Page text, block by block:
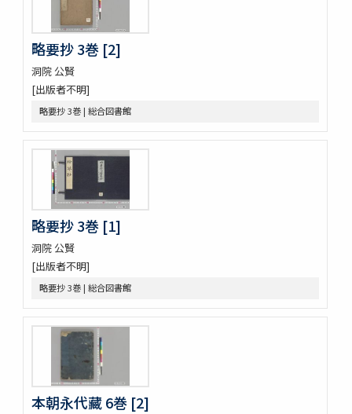
略要抄 3巻 [2]
洞院 公賢
[出版者不明]
略要抄 3巻 | 総合図書館
略要抄 3巻 [1]
洞院 公賢
[出版者不明]
略要抄 3巻 | 総合図書館
本朝永代藏 6巻 [2]